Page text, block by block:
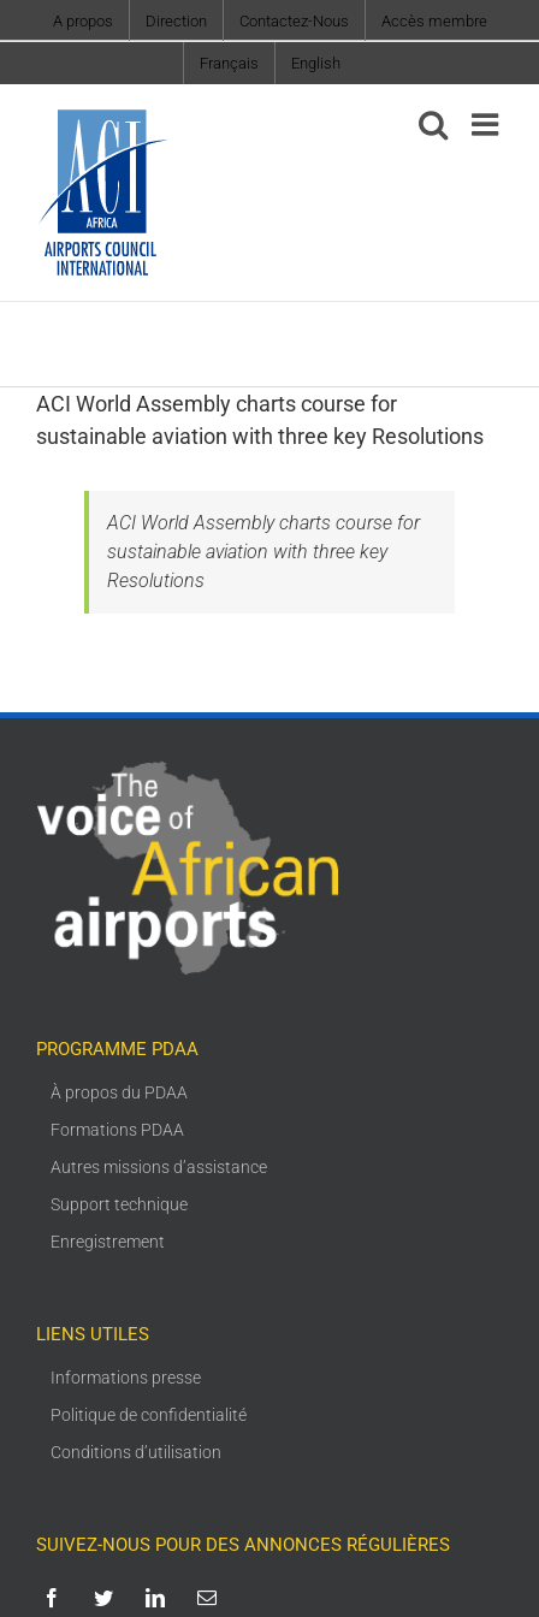
to
A propos Direction Contactez-Nous Accès membre
Français English
ACI World Assembly charts course for
sustainable aviation with three key Resolutions
ACI World Assembly charts course for
sustainable aviation with three key
Resolutions
PROGRAMME PDAA
À propos du PDAA
Formations PDAA
Autres missions d’assistance
Support technique
Enregistrement
LIENS UTILES
Informations presse
Politique de confidentialité
Conditions d’utilisation
SUIVEZ-NOUS POUR DES ANNONCES RÉGULIÈRES